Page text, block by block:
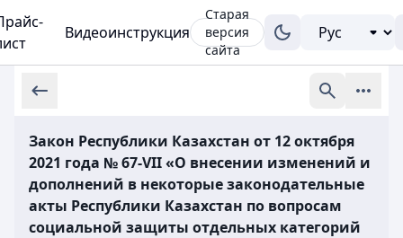
Видеоинструкция
Старая
версия
сайта
Закон Республики Казахстан от 12 октября
2021 года № 67-VII «О внесении изменений и
дополнений в некоторые законодательные
акты Республики Казахстан по вопросам
социальной защиты отдельных категорий